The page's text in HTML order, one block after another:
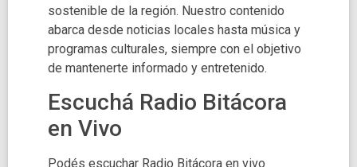
sostenible de la región. Nuestro contenido
abarca desde noticias locales hasta música y
programas culturales, siempre con el objetivo
de mantenerte informado y entretenido.
Escuchá Radio Bitácora
en Vivo
Podés escuchar Radio Bitácora en vivo